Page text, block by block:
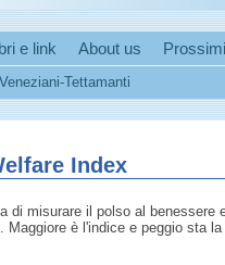
e link About us
Tettamanti
Index
di misurare il polso al
è l'indice e peggio sta la